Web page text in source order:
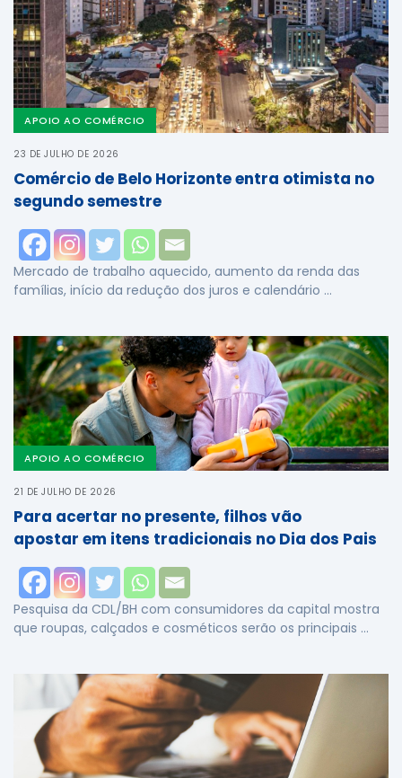
APOIO AO COMÉRCIO
23 DE JULHO DE 2026
Comércio de Belo Horizonte entra otimista no
segundo semestre
Mercado de trabalho aquecido, aumento da renda das
famílias, início da redução dos juros e calendário …
APOIO AO COMÉRCIO
21 DE JULHO DE 2026
Para acertar no presente, filhos vão
apostar em itens tradicionais no Dia dos Pais
Pesquisa da CDL/BH com consumidores da capital mostra
que roupas, calçados e cosméticos serão os principais …